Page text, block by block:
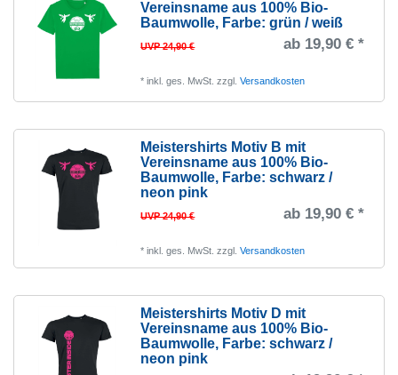
Vereinsname aus 100% Bio-
Baumwolle, Farbe: grün / weiß
UVP 24,90 € ab 19,90 € *
*inkl. ges. MwSt. zzgl.Versandkosten
Meistershirts Motiv B mit
Vereinsname aus 100% Bio-
Baumwolle, Farbe: schwarz /
neon pink
UVP 24,90 € ab 19,90 € *
*inkl. ges. MwSt. zzgl.Versandkosten
Meistershirts Motiv D mit
Vereinsname aus 100% Bio-
Baumwolle, Farbe: schwarz /
neon pink